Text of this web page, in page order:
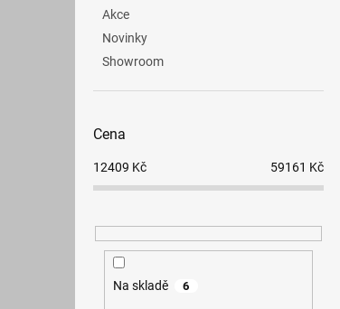
Akce
Novinky
Showroom
Cena
12409 Kč 59161 Kč
Na skladě 6